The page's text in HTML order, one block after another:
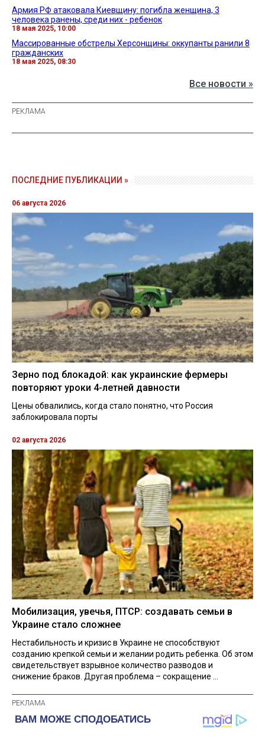
Армия РФ атаковала Киевщину: погибла женщина, 3
человека ранены, среди них - ребенок
18 мая 2025, 10:00
Массированные обстрелы Херсонщины: оккупанты ранили 8
гражданских
18 мая 2025, 08:30
Все новости »
ПОСЛЕДНИЕ ПУБЛИКАЦИИ »
06 августа 2026
Зерно под блокадой: как украинские фермеры
повторяют уроки 4-летней давности
Цены обвалились, когда стало понятно, что Россия
заблокировала порты
02 августа 2026
Мобилизация, увечья, ПТСР: создавать семьи в
Украине стало сложнее
Нестабильность и кризис в Украине не способствуют
созданию крепкой семьи и желании родить ребенка. Об этом
свидетельствует взрывное количество разводов и
снижение браков. Другая проблема – сокращение ...